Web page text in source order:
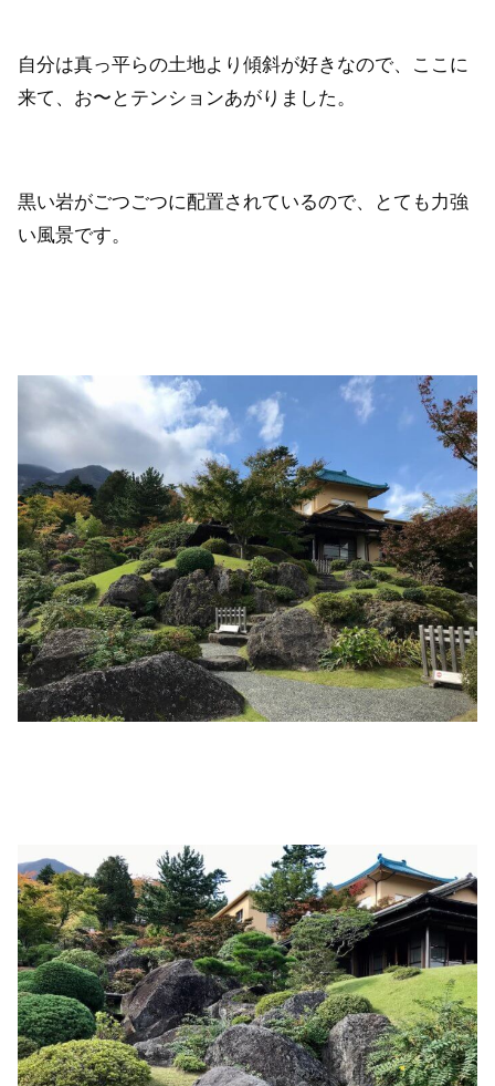
自分は真っ平らの土地より傾斜が好きなので、ここに
来て、お〜とテンションあがりました。
黒い岩がごつごつに配置されているので、とても力強
い風景です。